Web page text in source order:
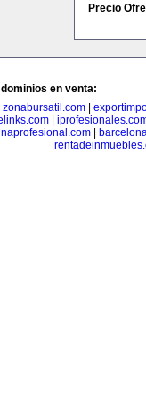
Precio
en venta:
zonabursatil.com
|